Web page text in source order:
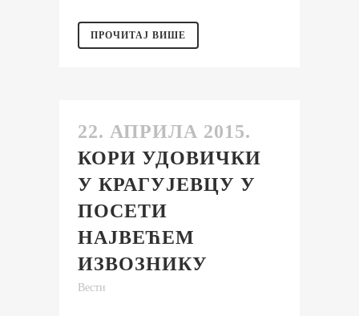
ПРОЧИТАЈ ВИШЕ
22. АПРИЛА 2015.
КОРИ УДОВИЧКИ
У КРАГУЈЕВЦУ У
ПОСЕТИ
НАЈВЕЋЕМ
ИЗВОЗНИКУ
Вести